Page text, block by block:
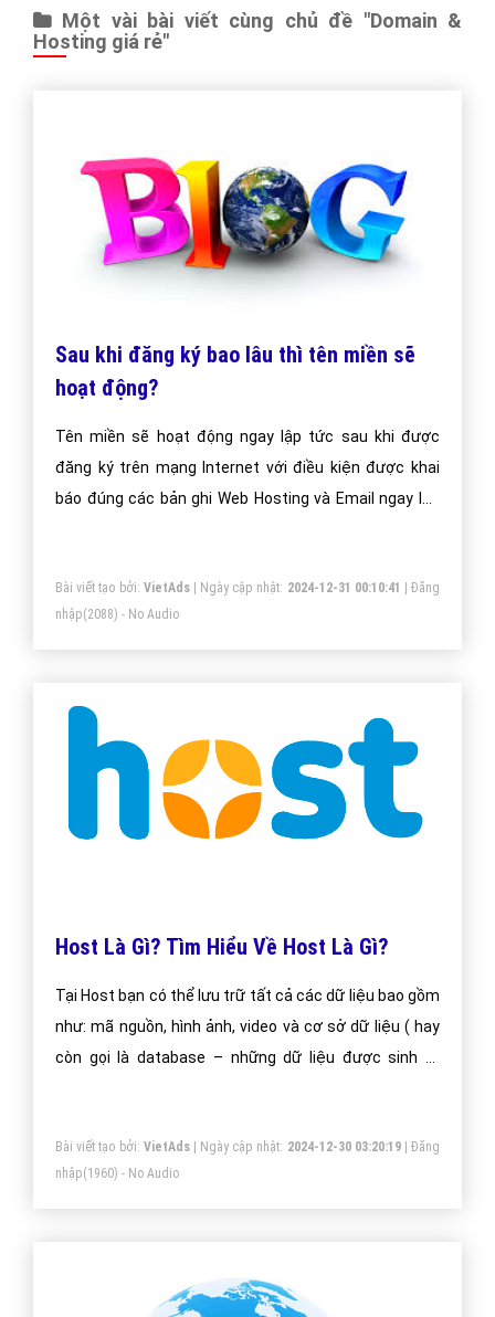
Một vài bài viết cùng chủ đề "Domain &
Hosting giá rẻ"
Sau khi đăng ký bao lâu thì tên miền sẽ
hoạt động?
Tên miền sẽ hoạt động ngay lập tức sau khi được
đăng ký trên mạng Internet với điều kiện được khai
báo đúng các bản ghi Web Hosting và Email ngay lúc
Bài viết tạo bởi: VietAds| Ngày cập nhật: 2024-12-31 00:10:41 |Đăng
nhập(2088) - No Audio
Host Là Gì? Tìm Hiểu Về Host Là Gì?
Tại Host bạn có thể lưu trữ tất cả các dữ liệu bao gồm
như: mã nguồn, hình ảnh, video và cơ sở dữ liệu ( hay
còn gọi là database – những dữ liệu được sinh ra
Bài viết tạo bởi: VietAds| Ngày cập nhật: 2024-12-30 03:20:19|Đăng
nhập(1960) - No Audio